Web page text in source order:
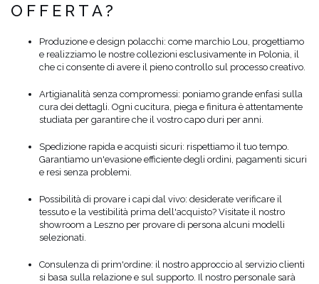
OFFERTA?
Produzione e design polacchi: come marchio Lou, progettiamo
e realizziamo le nostre collezioni esclusivamente in Polonia, il
che ci consente di avere il pieno controllo sul processo creativo.
Artigianalità senza compromessi: poniamo grande enfasi sulla
cura dei dettagli. Ogni cucitura, piega e finitura è attentamente
studiata per garantire che il vostro capo duri per anni.
Spedizione rapida e acquisti sicuri: rispettiamo il tuo tempo.
Garantiamo un'evasione efficiente degli ordini, pagamenti sicuri
e resi senza problemi.
Possibilità di provare i capi dal vivo: desiderate verificare il
tessuto e la vestibilità prima dell'acquisto? Visitate il nostro
showroom a Leszno per provare di persona alcuni modelli
selezionati.
Consulenza di prim'ordine: il nostro approccio al servizio clienti
si basa sulla relazione e sul supporto. Il nostro personale sarà